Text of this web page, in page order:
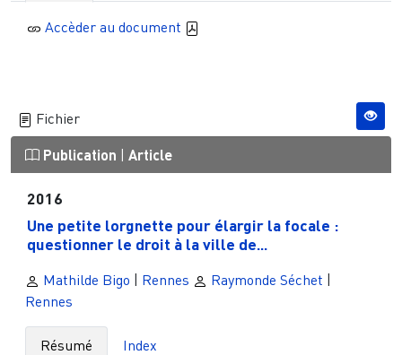
Accèder au document
Fichier
Publication Article
2016
Une petite lorgnette pour élargir la focale :
questionner le droit à la ville de...
Mathilde Bigo | Rennes Raymonde Séchet |
Rennes
Résumé Index